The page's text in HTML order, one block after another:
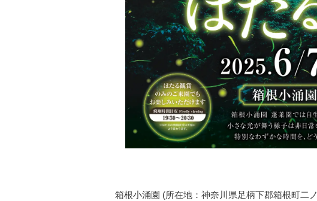
箱根小涌園 (所在地：神奈川県足柄下郡箱根町二